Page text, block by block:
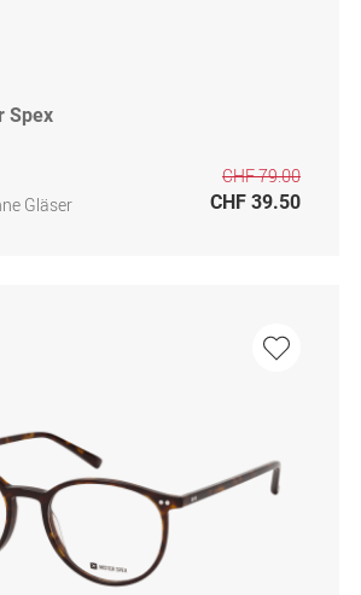
Spex
Gläser
CHF 79.00
CHF 39.50